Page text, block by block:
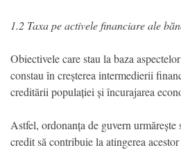
1.2 Taxa pe activele financiare ale
Obiectivele care stau la baza
constau în creșterea intermedierii
creditării populației și încurajarea
Astfel, ordonanța de guvern
credit să contribuie la atingerea